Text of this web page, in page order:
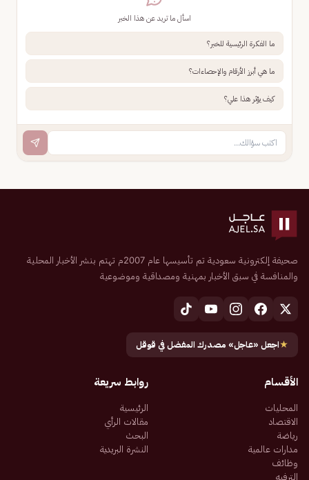
اسأل ما تريد عن هذا الخبر
ما الفكرة الرئيسية للخبر؟
ما هي أبرز الأرقام والإحصاءات؟
كيف يؤثر هذا علي؟
صحيفة إلكترونية سعودية تم تأسيسها عام 2007م تهتم بنشر الأخبار المحلية
والمنافسة في سبق الأخبار بمهنية ومصداقية وموضوعية
★اجعل «عاجل» مصدرك المفضل في قوقل
الأقسام
المحليات
الاقتصاد
رياضة
مدارات عالمية
وظائف
الترفيه
روابط سريعة
الرئيسية
مقالات الرأي
البحث
النشرة البريدية